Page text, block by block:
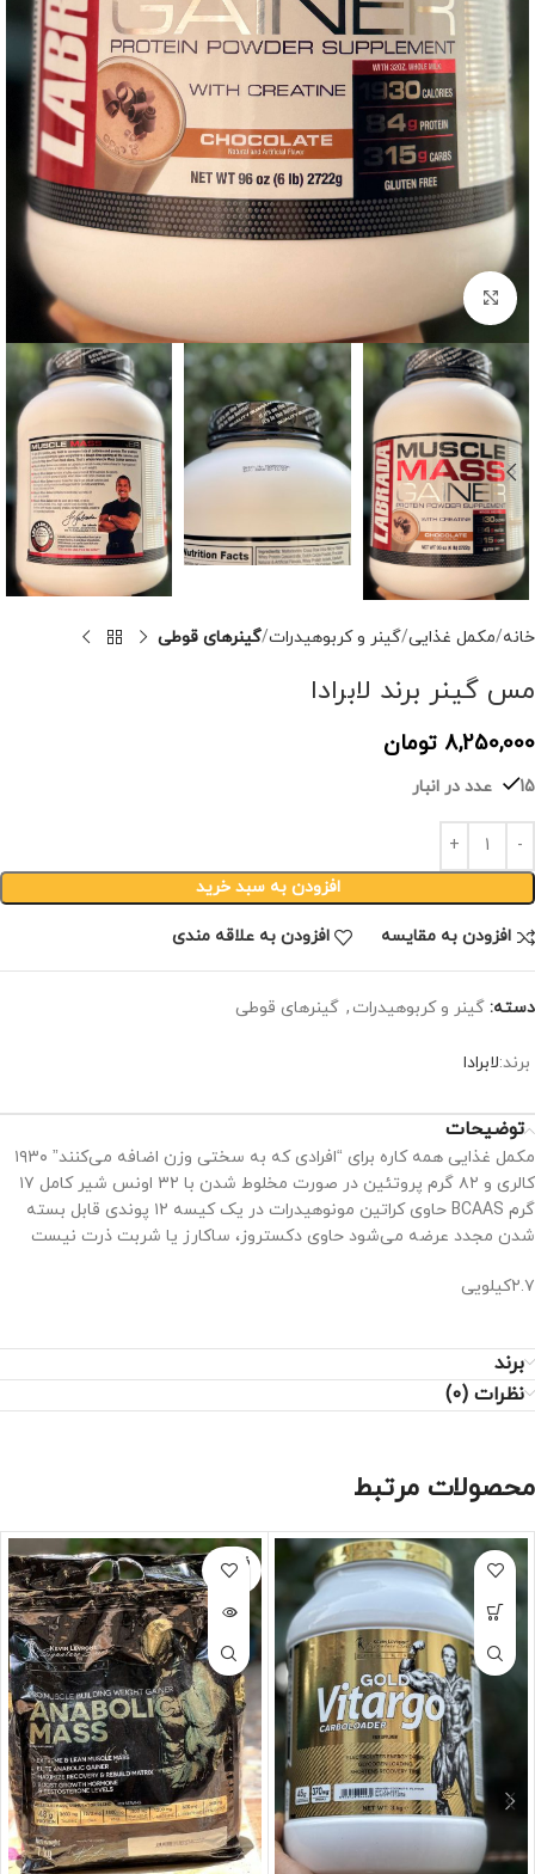
برای بزرگنمایی کلیک کنید
خانه مکمل غذایی گینر و کربوهیدرات گینرهای قوطی
مس گینر برند لابرادا
8,250,000 تومان
15 عدد در انبار
افزودن به سبد خرید
افزودن به مقایسه افزودن به علاقه مندی
دسته: گینر و کربوهیدرات , گینرهای قوطی
برند:لابرادا
توضیحات
مکمل غذایی همه کاره برای “افرادی که به سختی وزن اضافه می‌کنند” ۱۹۳۰
کالری و ۸۲ گرم پروتئین در صورت مخلوط شدن با ۳۲ اونس شیر کامل ۱۷
گرم BCAAS حاوی کراتین مونوهیدرات در یک کیسه ۱۲ پوندی قابل بسته
شدن مجدد عرضه می‌شود حاوی دکستروز، ساکارز یا شربت ذرت نیست
۲.۷کیلویی
برند
نظرات (0)
محصولات مرتبط
فروخته
شده